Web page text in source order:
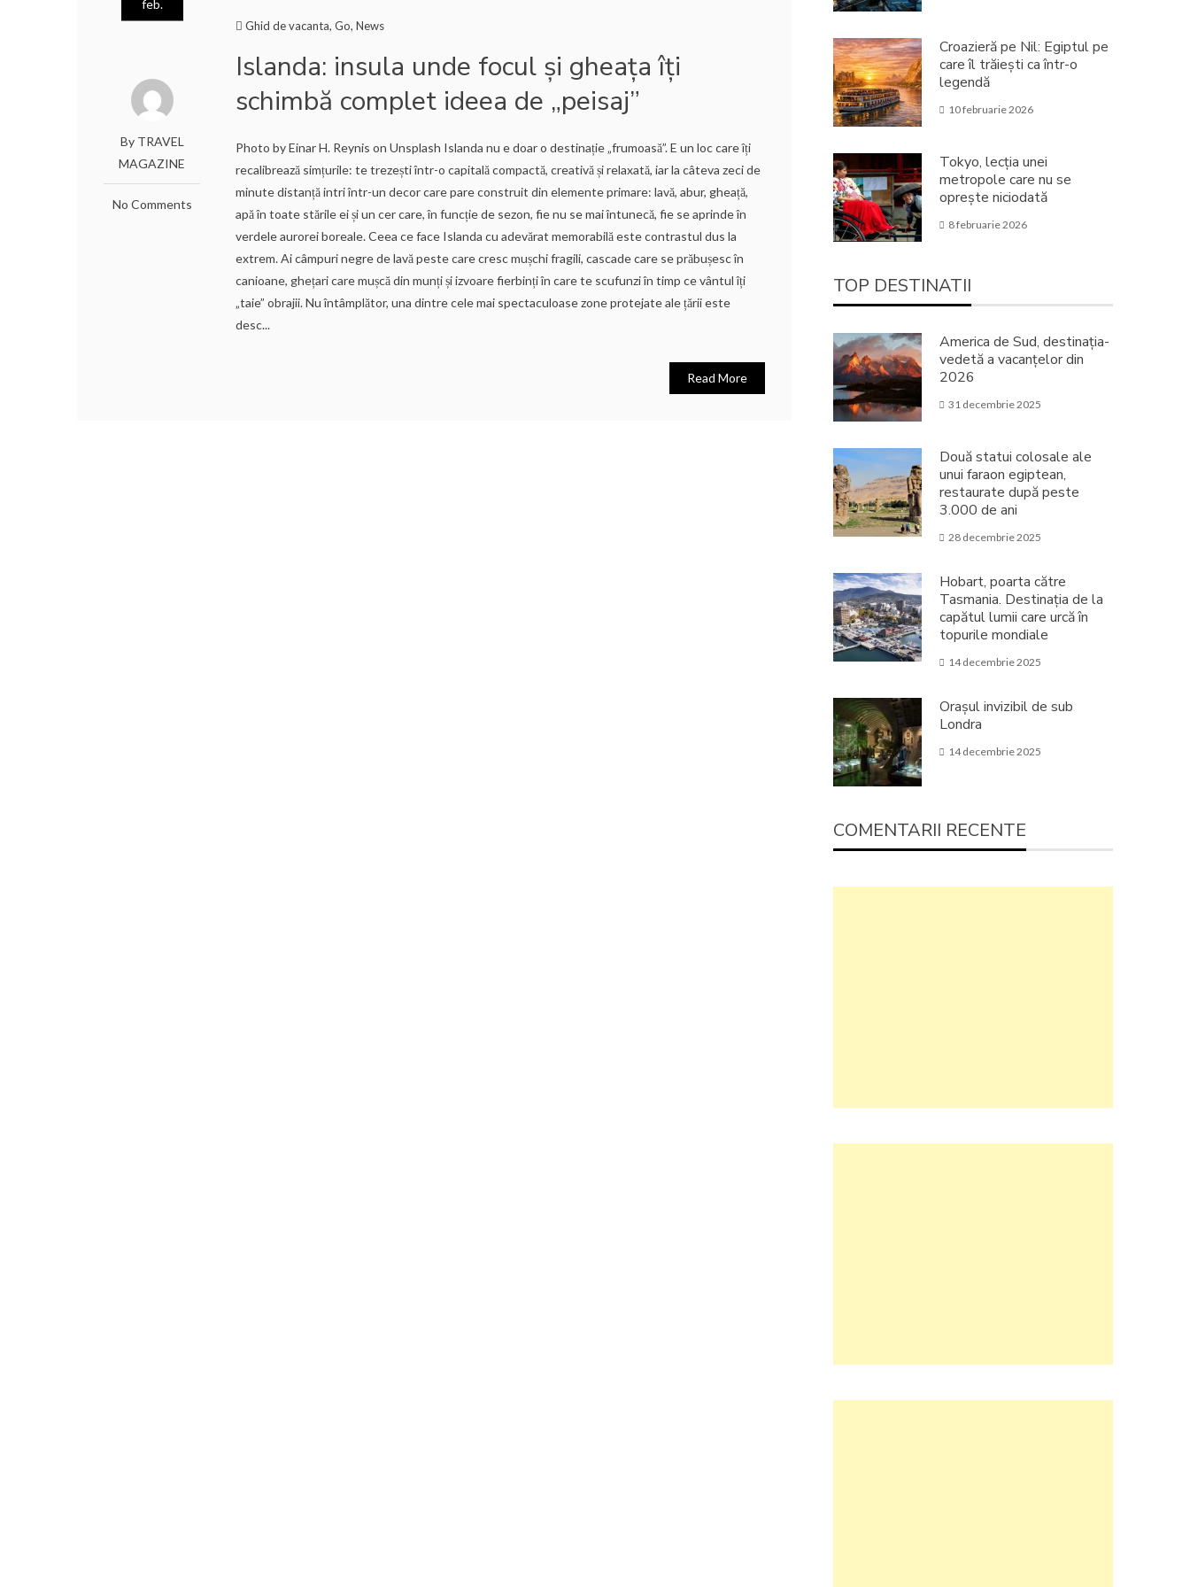
feb.
By TRAVEL
MAGAZINE
No Comments
Ghid de vacanta,Go,News
Islanda: insula unde focul și gheața îți
schimbă complet ideea de „peisaj”
Photo by Einar H. Reynis on Unsplash Islanda nu e doar o destinație „frumoasă”. E un loc care îți
recalibrează simțurile: te trezești într-o capitală compactă, creativă și relaxată, iar la câteva zeci de
minute distanță intri într-un decor care pare construit din elemente primare: lavă, abur, gheață,
apă în toate stările ei și un cer care, în funcție de sezon, fie nu se mai întunecă, fie se aprinde în
verdele aurorei boreale. Ceea ce face Islanda cu adevărat memorabilă este contrastul dus la
extrem. Ai câmpuri negre de lavă peste care cresc mușchi fragili, cascade care se prăbușesc în
canioane, ghețari care mușcă din munți și izvoare fierbinți în care te scufunzi în timp ce vântul îți
„taie” obrajii. Nu întâmplător, una dintre cele mai spectaculoase zone protejate ale țării este
desc...
Read More
Croazieră pe Nil: Egiptul pe
care îl trăiești ca într-o
legendă
10 februarie 2026
Tokyo, lecția unei
metropole care nu se
oprește niciodată
8 februarie 2026
TOP DESTINATII
America de Sud, destinația-
vedetă a vacanțelor din
2026
31 decembrie 2025
Două statui colosale ale
unui faraon egiptean,
restaurate după peste
3.000 de ani
28 decembrie 2025
Hobart, poarta către
Tasmania. Destinația de la
capătul lumii care urcă în
topurile mondiale
14 decembrie 2025
Orașul invizibil de sub
Londra
14 decembrie 2025
COMENTARII RECENTE